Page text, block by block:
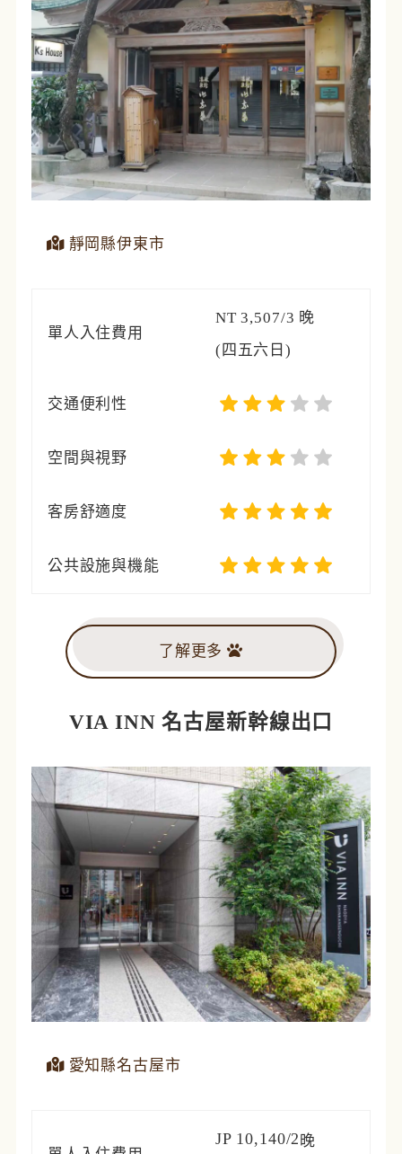
靜岡縣伊東市
單人入住費用
NT 3,507/3 晚
(四五六日)
交通便利性
空間與視野
客房舒適度
公共設施與機能
了解更多
VIA INN 名古屋新幹線出口
愛知縣名古屋市
JP 10,140/2 晚